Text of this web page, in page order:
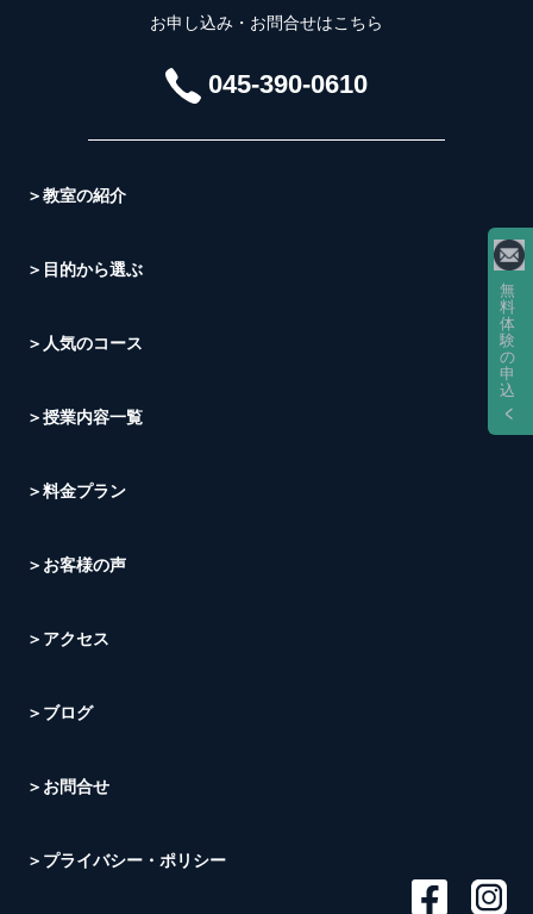
お申し込み・お問合せはこちら
045-390-0610
＞教室の紹介
＞目的から選ぶ
＞人気のコース
＞授業内容一覧
＞料金プラン
＞お客様の声
＞アクセス
＞ブログ
＞お問合せ
＞プライバシー・ポリシー
無
料
体
験
の
申
込